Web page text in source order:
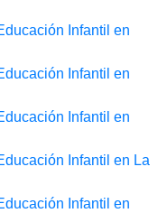
Infantil en
Infantil en
Infantil en
Infantil en La
Infantil en